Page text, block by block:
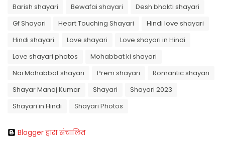
Barish shayari
Bewafai shayari
Desh bhakti shayari
Gf Shayari
Heart Touching Shayari
Hindi love shayari
Hindi shayari
Love shayari
Love shayari in Hindi
Love shayari photos
Mohabbat ki shayari
Nai Mohabbat shayari
Prem shayari
Romantic shayari
Shayar Manoj Kumar
Shayari
Shayari 2023
Shayari in Hindi
Shayari Photos
Blogger द्वारा संचालित